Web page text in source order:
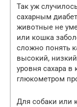
Так уж
сахарным
животные не
или кошка
сложно понять
высокий,
уровня сахара в
глюкометром
Для собаки или